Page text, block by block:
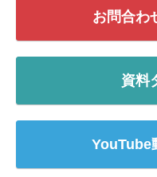
- 動画に関
お問合わ
資料
お問合わ
資料
YouTube